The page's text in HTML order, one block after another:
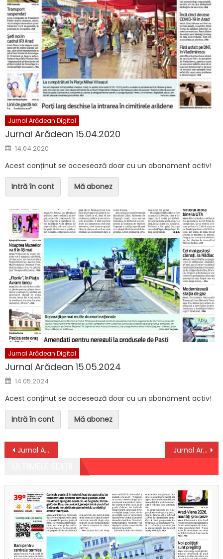
Jurnal Arădean Digital
Jurnal Arădean 15.04.2020
Posted on
14.04.2020
Acest conținut se accesează doar cu un abonament activ!
Intră în cont Mă abonez
Jurnal Arădean Digital
Jurnal Arădean 15.05.2024
Posted on
14.05.2024
Acest conținut se accesează doar cu un abonament activ!
Intră în cont Mă abonez
Navigare în articole
Jurnal Arădean 29.10.2020 Jurnal Arădean 02.11.2020